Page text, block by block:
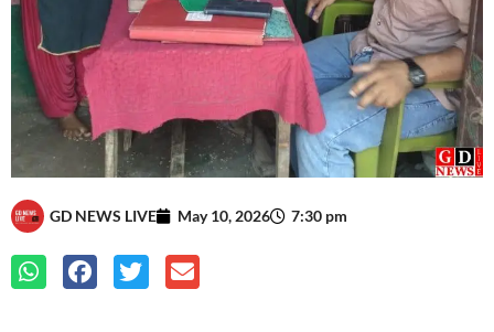
GD NEWS LIVE May 10, 2026 7:30 pm